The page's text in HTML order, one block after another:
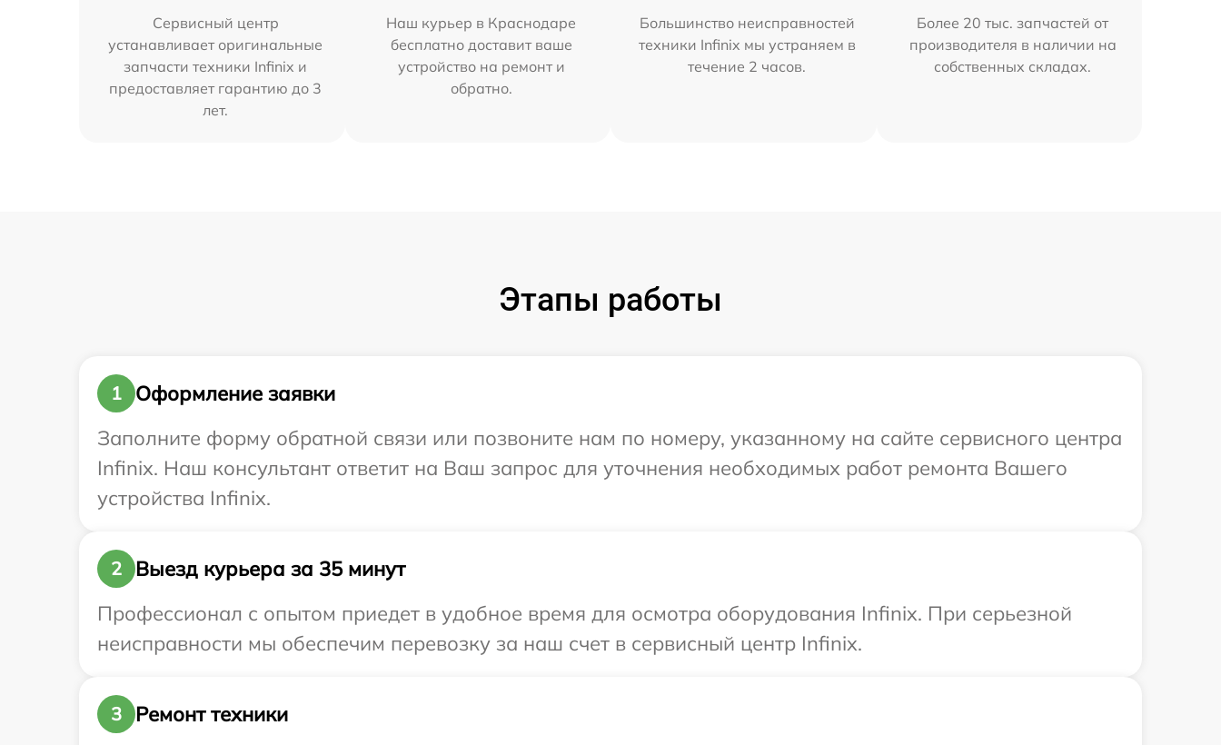
Сервисный центр
устанавливает оригинальные
запчасти техники Infinix и
предоставляет гарантию до 3
лет.
Наш курьер в Краснодаре
бесплатно доставит ваше
устройство на ремонт и
обратно.
Большинство неисправностей
техники Infinix мы устраняем в
течение 2 часов.
Более 20 тыс. запчастей от
производителя в наличии на
собственных складах.
Этапы работы
1
Оформление заявки
Заполните форму обратной связи или позвоните нам по номеру, указанному на сайте сервисного центра
Infinix. Наш консультант ответит на Ваш запрос для уточнения необходимых работ ремонта Вашего
устройства Infinix.
2
Выезд курьера за 35 минут
Профессионал с опытом приедет в удобное время для осмотра оборудования Infinix. При серьезной
неисправности мы обеспечим перевозку за наш счет в сервисный центр Infinix.
3
Ремонт техники